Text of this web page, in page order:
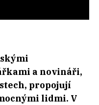
a novináři,
propojují
lidmi. V